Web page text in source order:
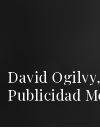
David
Publicidad